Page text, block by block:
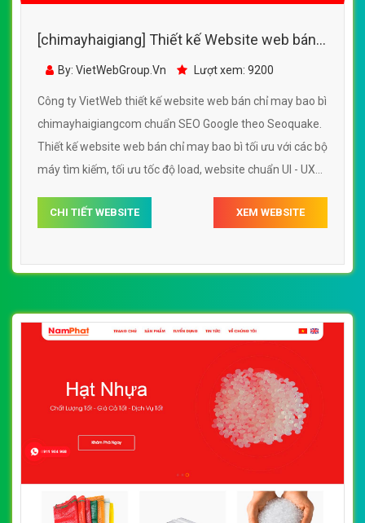
[chimayhaigiang] Thiết kế Website web bán
chỉ may bao bì - chimayhaigiangcom
By: VietWebGroup.Vn Lượt xem: 9200
Công ty VietWeb thiết kế website web bán chỉ may bao bì
chimayhaigiangcom chuẩn SEO Google theo Seoquake.
Thiết kế website web bán chỉ may bao bì tối ưu với các bộ
máy tìm kiếm, tối ưu tốc độ load, website chuẩn UI - UX
chỉ may bao bì chimayhaigiangcom
CHI TIẾT WEBSITE XEM WEBSITE